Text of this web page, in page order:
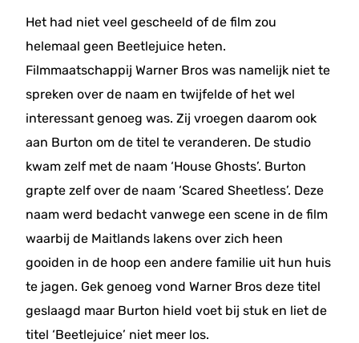
Het had niet veel gescheeld of de film zou
helemaal geen Beetlejuice heten.
Filmmaatschappij Warner Bros was namelijk niet te
spreken over de naam en twijfelde of het wel
interessant genoeg was. Zij vroegen daarom ook
aan Burton om de titel te veranderen. De studio
kwam zelf met de naam ‘House Ghosts’. Burton
grapte zelf over de naam ‘Scared Sheetless’. Deze
naam werd bedacht vanwege een scene in de film
waarbij de Maitlands lakens over zich heen
gooiden in de hoop een andere familie uit hun huis
te jagen. Gek genoeg vond Warner Bros deze titel
geslaagd maar Burton hield voet bij stuk en liet de
titel ‘Beetlejuice’ niet meer los.